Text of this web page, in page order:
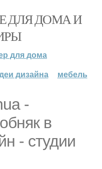
ДЛЯ ДОМА И
для дома
дизайна мебель
-
в
- студии